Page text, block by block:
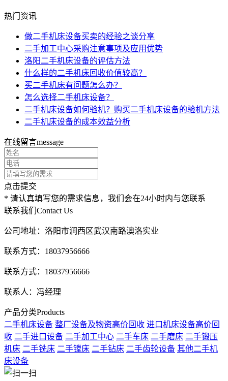
热门资讯
做二手机床设备买卖的经验之谈分享
二手加工中心采购注意事项及应用优势
洛阳二手机床设备的评估方法
什么样的二手机床回收价值较高？
买二手机床有问题怎么办？
怎么选择二手机床设备？
二手机床设备如何验机？购买二手机床设备的验机方法
二手机床设备的成本效益分析
在线留言message
点击提交
* 请认真填写您的需求信息，我们会在24小时内与您联系
联系我们 Contact Us
公司地址：洛阳市涧西区武汉南路澳洛实业
联系方式：18037956666
联系方式：18037956666
联系人：冯经理
产品分类Products
二手机床设备 整厂设备及物资高价回收 进口机床设备高价回
收 二手进口设备 二手加工中心 二手车床 二手磨床 二手锻压
机床 二手铣床 二手镗床 二手钻床 二手齿轮设备 其他二手机
床设备